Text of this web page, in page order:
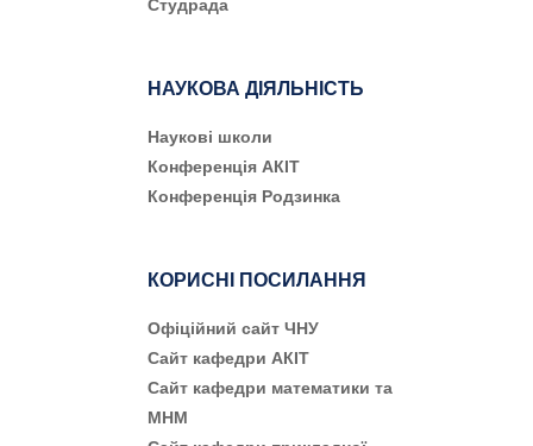
Студрада
НАУКОВА ДІЯЛЬНІСТЬ
Наукові школи
Конференція АКІТ
Конференція Родзинка
КОРИСНІ ПОСИЛАННЯ
Офіційний сайт ЧНУ
Сайт кафедри АКІТ
Сайт кафедри математики та
МНМ